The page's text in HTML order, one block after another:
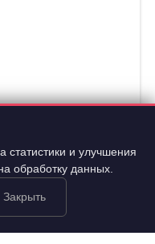
статистики и улучшения
обработку данных.
Закрыть